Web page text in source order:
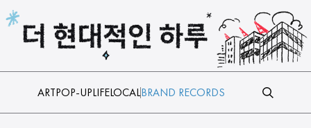
본문 바로가기
ARTPOP-UPLIFELOCALBRAND RECORDS